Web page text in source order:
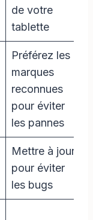
de votre
tablette
Préférez les
marques
reconnues
pour éviter
les pannes
Mettre à jour
pour éviter
les bugs